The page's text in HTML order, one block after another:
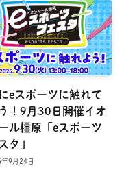
eスポーツに触れて
！9月30日開催イオ
ル橿原「eスポーツ
タ」
9月24日